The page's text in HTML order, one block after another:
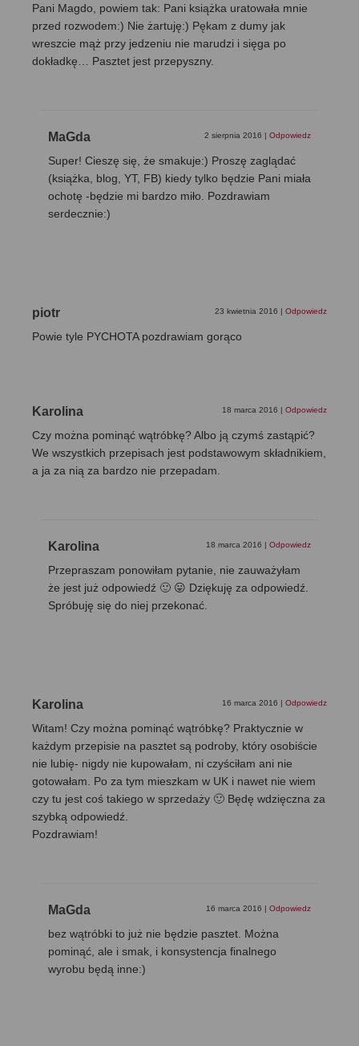
Pani Magdo, powiem tak: Pani książka uratowała mnie
przed rozwodem:) Nie żartuję:) Pękam z dumy jak
wreszcie mąż przy jedzeniu nie marudzi i sięga po
dokładkę… Pasztet jest przepyszny.
MaGda 2 sierpnia 2016 | Odpowiedz
Super! Cieszę się, że smakuje:) Proszę zaglądać
(książka, blog, YT, FB) kiedy tylko będzie Pani miała
ochotę -będzie mi bardzo miło. Pozdrawiam
serdecznie:)
piotr 23 kwietnia 2016 | Odpowiedz
Powie tyle PYCHOTA pozdrawiam gorąco
Karolina 18 marca 2016 | Odpowiedz
Czy można pominąć wątróbkę? Albo ją czymś zastąpić?
We wszystkich przepisach jest podstawowym składnikiem,
a ja za nią za bardzo nie przepadam.
Karolina 18 marca 2016 | Odpowiedz
Przepraszam ponowiłam pytanie, nie zauważyłam
że jest już odpowiedź 🙂 😛 Dziękuję za odpowiedź.
Spróbuję się do niej przekonać.
Karolina 16 marca 2016 | Odpowiedz
Witam! Czy można pominąć wątróbkę? Praktycznie w
każdym przepisie na pasztet są podroby, który osobiście
nie lubię- nigdy nie kupowałam, ni czyściłam ani nie
gotowałam. Po za tym mieszkam w UK i nawet nie wiem
czy tu jest coś takiego w sprzedaży 🙂 Będę wdzięczna za
szybką odpowiedź.
Pozdrawiam!
MaGda 16 marca 2016 | Odpowiedz
bez wątróbki to już nie będzie pasztet. Można
pominąć, ale i smak, i konsystencja finalnego
wyrobu będą inne:)